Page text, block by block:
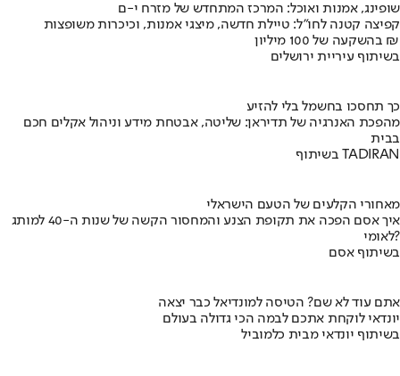
שופינג, אמנות ואוכל: המרכז המתחדש של מזרח י-ם
קפיצה קטנה לחו"ל: טיילת חדשה, מיצגי אמנות, וכיכרות משופצות
בהשקעה של 100 מיליון ₪
בשיתוף עיריית ירושלים
כך תחסכו בחשמל בלי להזיע
מהפכת האנרגיה של תדיראן: שליטה, אבטחת מידע וניהול אקלים חכם
בבית
בשיתוף TADIRAN
מאחורי הקלעים של הטעם הישראלי
איך אסם הפכה את תקופת הצנע והמחסור הקשה של שנות ה-40 למותג
לאומי?
בשיתוף אסם
אתם עוד לא שם? הטיסה למונדיאל כבר יצאה
יונדאי לוקחת אתכם לבמה הכי גדולה בעולם
בשיתוף יונדאי מבית כלמוביל